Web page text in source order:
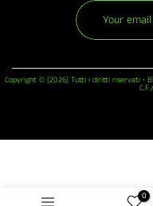
Copyright © [2026] Tutti i diritti riservati •
0